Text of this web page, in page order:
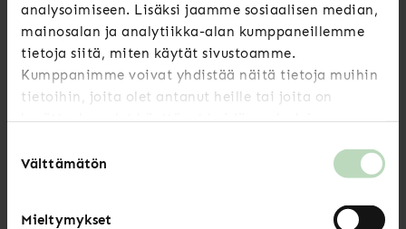
analysoimiseen. Lisäksi jaamme sosiaalisen median,
mainosalan ja analytiikka-alan kumppaneillemme
tietoja siitä, miten käytät sivustoamme.
Kumppanimme voivat yhdistää näitä tietoja muihin
tietoihin, joita olet antanut heille tai joita on
kerätty, kun olet käyttänyt heidän palvelujaan.
valinta
Välttämätön
Mieltymykset
Luitko jo nämä?